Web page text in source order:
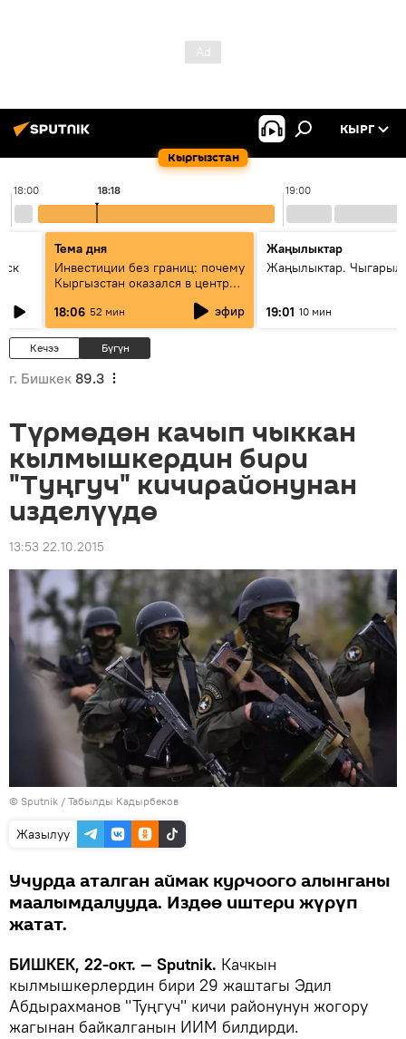
Кыргызстан
КЫРГ
18:00 19:00
18:18
Тема дня
Инвестиции без границ: почему
Кыргызстан оказался в центре
18:06 52 мин эфир
Жаңылыктар
Жаңылыктар.
19:01 10 мин
Кечээ Бүгүн
г. Бишкек 89.3
Түрмөдөн качып чыккан
кылмышкердин бири
"Туңгуч" кичирайонунан
изделүүдө
13:53 22.10.2015
© Sputnik / Табылды Кадырбеков
Жазылуу
Учурда аталган аймак курчоого алынганы
маалымдалууда. Издөө иштери жүрүп
жатат.
БИШКЕК, 22-окт. — Sputnik. Качкын
кылмышкерлердин бири 29 жаштагы Эдил
Абдырахманов "Туңгуч" кичи районунун жогору
жагынан байкалганын ИИМ билдирди.